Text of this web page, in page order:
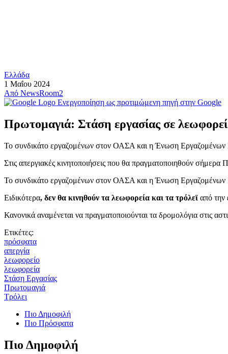
Ελλάδα
1 Μαΐου 2024
Από NewsRoom2
Ενεργοποίηση ως προτιμώμενη πηγή στην Google
Πρωτομαγιά: Στάση εργασίας σε
Το συνδικάτο εργαζομένων στον ΟΑΣΑ και η Ένωση
Στις απεργιακές κινητοποιήσεις που θα πραγματοποιηθούν
Το συνδικάτο εργαζομένων στον ΟΑΣΑ και η Ένωση
Ειδικότερα, δεν θα κινηθούν τα λεωφορεία και τα τρόλεϊ από την
Κανονικά αναμένεται να πραγματοποιούνται τα δρομολόγια στις
Ετικέτες:
πρόσφατα
απεργία
λεωφορείο
λεωφορεία
Στάση Εργασίας
Πρωτομαγιά
Τρόλει
Πιο Δημοφιλή
Πιο Πρόσφατα
Πιο Δημοφιλή